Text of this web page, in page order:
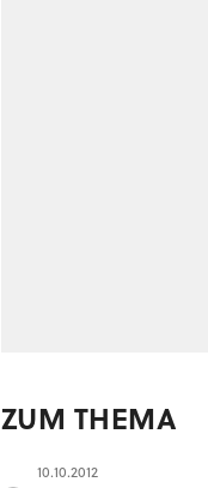
ZUM THEMA
10.10.2012